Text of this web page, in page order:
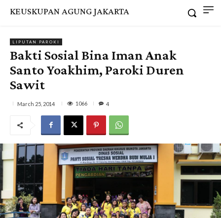
KEUSKUPAN AGUNG JAKARTA
LIPUTAN PAROKI
Bakti Sosial Bina Iman Anak
Santo Yoakhim, Paroki Duren
Sawit
March 25, 2014 1066 4